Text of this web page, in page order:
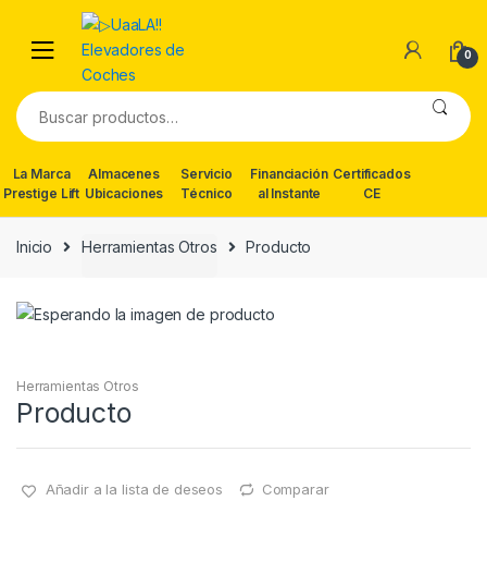
navigation
content
0
Buscar
por:
La Marca
Prestige Lift
Almacenes
Ubicaciones
Servicio
Técnico
Financiación
al Instante
Certificados
CE
Inicio Herramientas Otros Producto
Herramientas Otros
Producto
Añadir a la lista de deseos Comparar